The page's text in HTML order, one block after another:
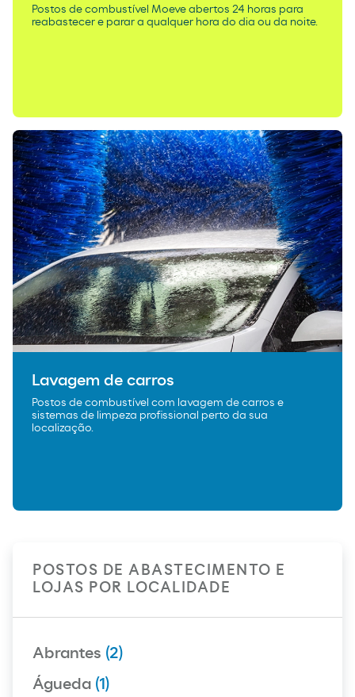
Postos de combustível Moeve abertos 24 horas para
reabastecer e parar a qualquer hora do dia ou da noite.
Lavagem de carros
Postos de combustível com lavagem de carros e
sistemas de limpeza profissional perto da sua
localização.
POSTOS DE ABASTECIMENTO E
LOJAS POR LOCALIDADE
Abrantes (2)
Águeda (1)